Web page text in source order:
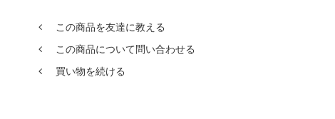
この商品を友達に教える
この商品について問い合わせる
買い物を続ける